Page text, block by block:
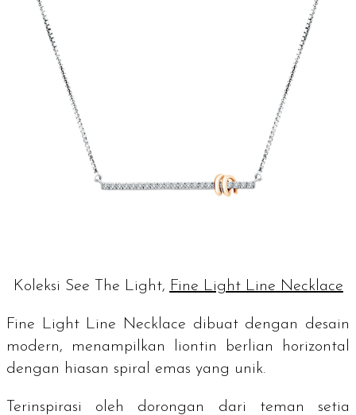
Koleksi See The Light, Fine Light Line Necklace
Fine Light Line Necklace dibuat dengan desain
modern, menampilkan liontin berlian horizontal
dengan hiasan spiral emas yang unik.
Terinspirasi oleh dorongan dari teman setia